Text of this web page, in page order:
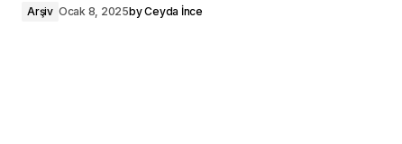
Arşiv Ocak 8, 2025byCeyda İnce